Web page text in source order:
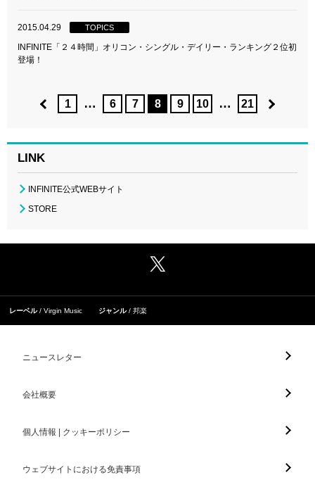
2015.04.29 TOPICS
INFINITE「２４時間」オリコン・シングル・デイリー・ランキング２位初
登場！
1 … 6 7 8 9 10 … 21
LINK
INFINITE公式WEBサイト
STORE
レーベル Virgin Music ジャンル 邦楽
ニュースレター
会社概要
個人情報 | クッキーポリシー
ウェブサイトにおける免責事項